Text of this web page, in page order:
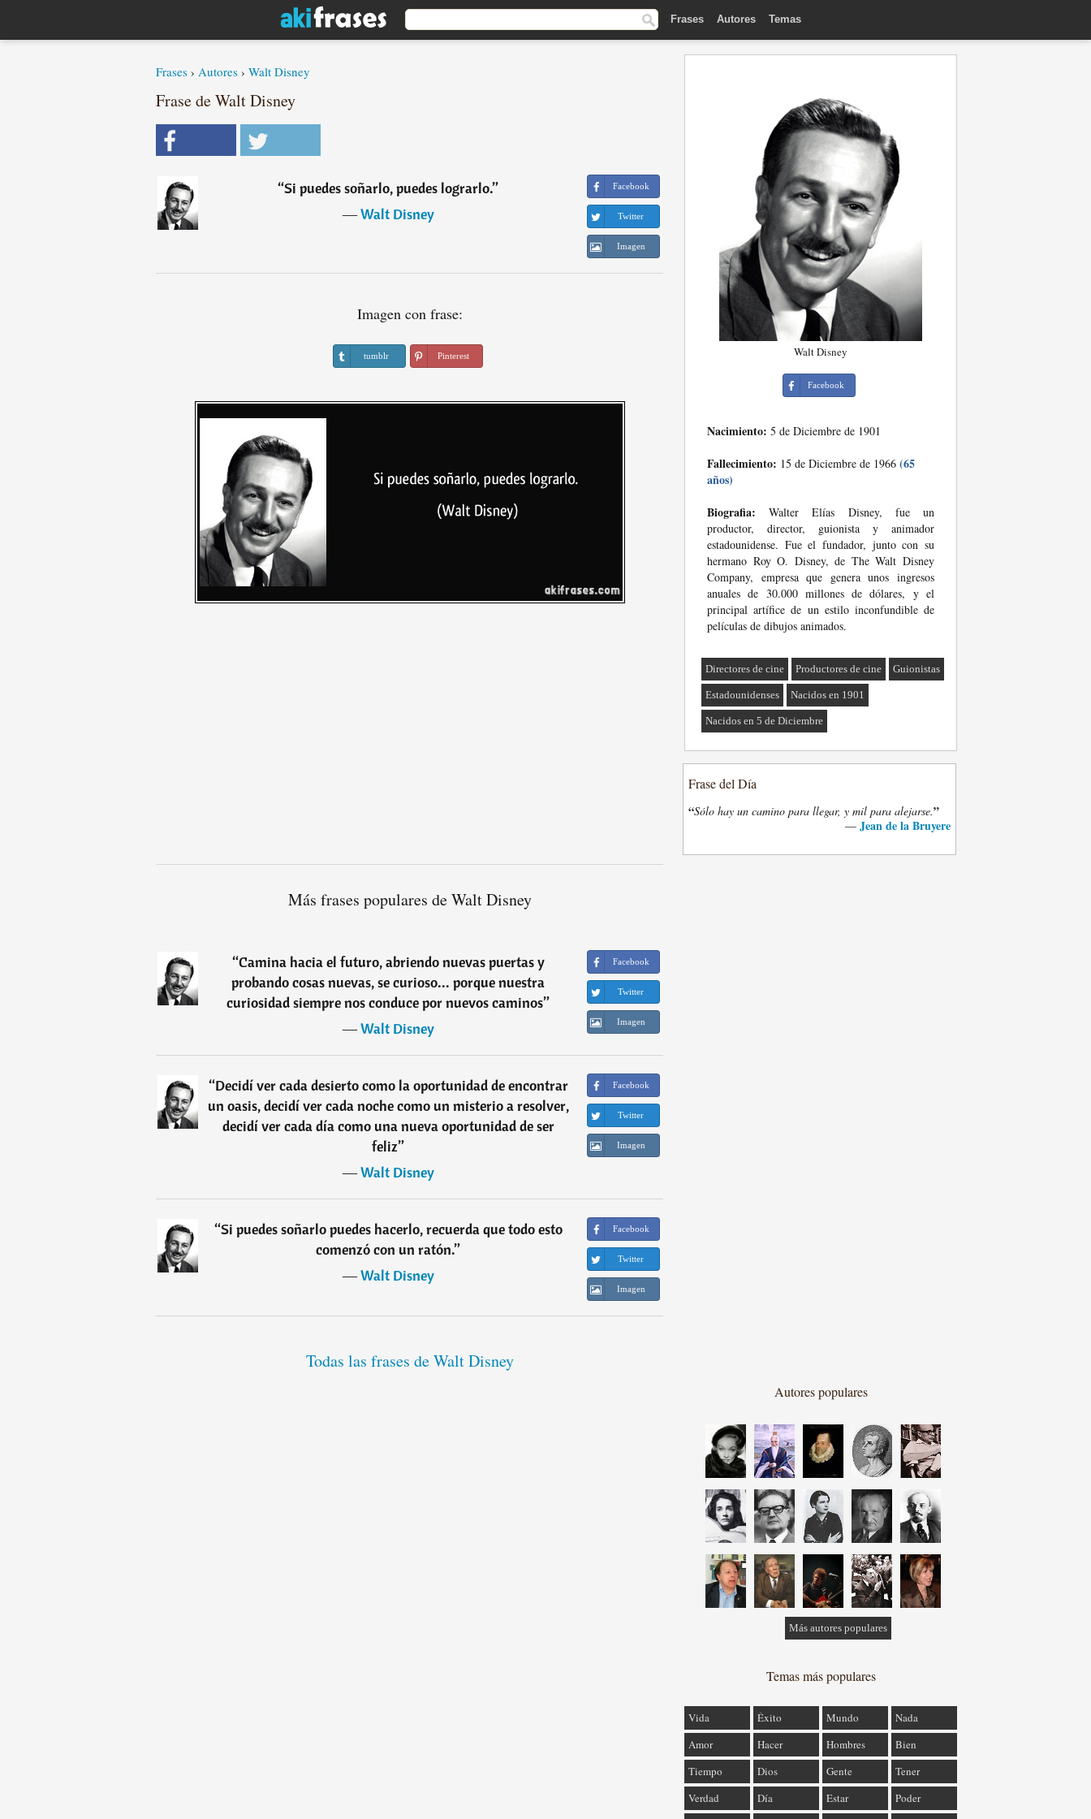
Frases Autores Temas
Frases › Autores › Walt Disney
Frase de Walt Disney
“Si puedes soñarlo, puedes lograrlo.”
―Walt Disney
Facebook
Twitter
Imagen
Imagen con frase:
tumblr Pinterest
Más frases populares de Walt Disney
“Camina hacia el futuro, abriendo nuevas puertas y
probando cosas nuevas, se curioso... porque nuestra
curiosidad siempre nos conduce por nuevos caminos”
―Walt Disney
Facebook
Twitter
Imagen
“Decidí ver cada desierto como la oportunidad de encontrar
un oasis, decidí ver cada noche como un misterio a resolver,
decidí ver cada día como una nueva oportunidad de ser
feliz”
―Walt Disney
Facebook
Twitter
Imagen
“Si puedes soñarlo puedes hacerlo, recuerda que todo esto
comenzó con un ratón.”
―Walt Disney
Facebook
Twitter
Imagen
Todas las frases de Walt Disney
Walt Disney
Facebook
Nacimiento: 5 de Diciembre de 1901
Fallecimiento: 15 de Diciembre de 1966 (65
años)
Biografia: Walter Elías Disney, fue un
productor, director, guionista y animador
estadounidense. Fue el fundador, junto con su
hermano Roy O. Disney, de The Walt Disney
Company, empresa que genera unos ingresos
anuales de 30.000 millones de dólares, y el
principal artífice de un estilo inconfundible de
películas de dibujos animados.
Directores de cine Productores de cine Guionistas
Estadounidenses Nacidos en 1901
Nacidos en 5 de Diciembre
Frase del Día
“Sólo hay un camino para llegar, y mil para alejarse.”
— Jean de la Bruyere
Autores populares
Más autores populares
Temas más populares
Vida Éxito Mundo
Nada
Amor
Hacer Hombres
Bien
Tiempo
Dios Gente
Tener
Verdad
Día Estar
Poder